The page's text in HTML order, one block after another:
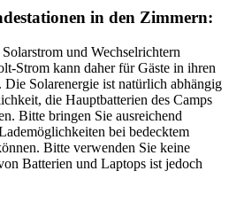
in den Zimmern:
und Wechselrichtern
Strom kann daher für Gäste in ihren
Solarenergie ist natürlich abhängig
die Hauptbatterien des Camps
Bitte bringen Sie ausreichend
bei bedecktem
Bitte verwenden Sie keine
Batterien und Laptops ist jedoch